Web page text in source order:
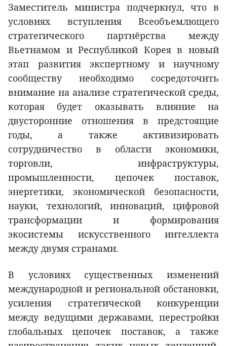
Заместитель министра подчеркнул, что в
условиях вступления Всеобъемлющего
стратегического партнёрства между
Вьетнамом и Республикой Корея в новый
этап развития экспертному и научному
сообществу необходимо сосредоточить
внимание на анализе стратегической среды,
которая будет оказывать влияние на
двусторонние отношения в предстоящие
годы, а также активизировать
сотрудничество в области экономики,
торговли, инфраструктуры,
промышленности, цепочек поставок,
энергетики, экономической безопасности,
науки, технологий, инноваций, цифровой
трансформации и формирования
экосистемы искусственного интеллекта
между двумя странами.
В условиях существенных изменений
международной и региональной обстановки,
усиления стратегической конкуренции
между ведущими державами, перестройки
глобальных цепочек поставок, а также